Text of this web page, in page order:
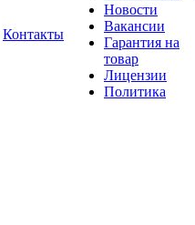
Контакты
Новости
Вакансии
Гарантия на
товар
Лицензии
Политика